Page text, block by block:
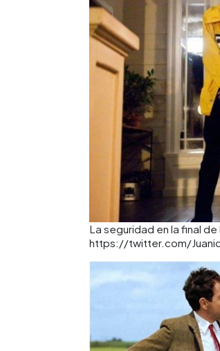
La seguridad en la final
https://twitter.com/